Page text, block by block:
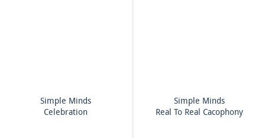
Simple Minds
Celebration
Simple Minds
Real To Real Cacophony